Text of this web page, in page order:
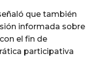
que también
informada sobre
el fin de
participativa